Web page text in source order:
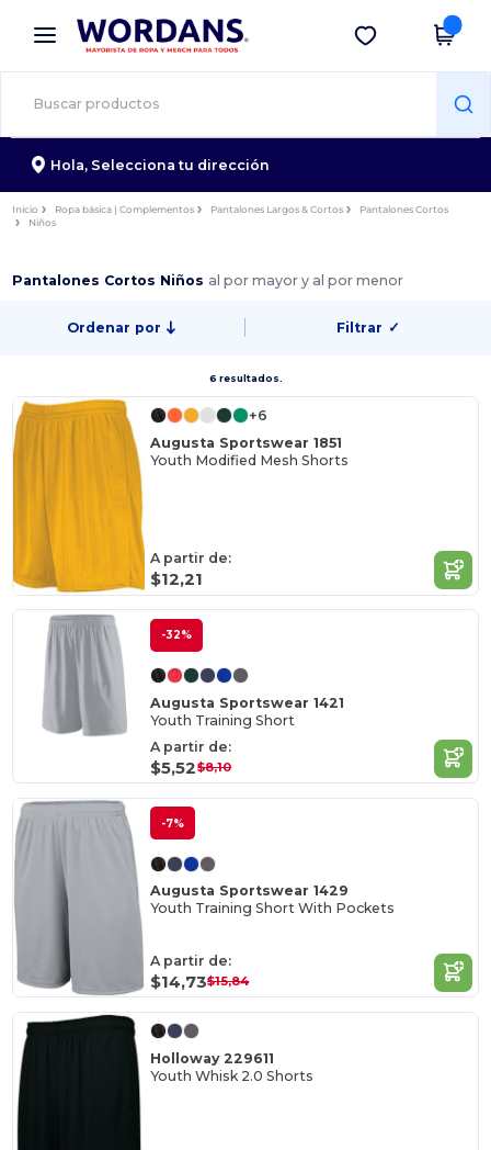
× App de Wordans
¡Mejores precios en app!
Descargar app
Hola, Selecciona tu dirección
Inicio Ropa básica | Complementos Pantalones Largos & Cortos
Pantalones Cortos
Niños
Pantalones Cortos Niños al por mayor y al por menor
Ordenar por Filtrar ✓
6 resultados.
+6
Augusta Sportswear 1851
Youth Modified Mesh Shorts
A partir de:
$12,21
-32%
Augusta Sportswear 1421
Youth Training Short
A partir de:
$5,52$8,10
-7%
Augusta Sportswear 1429
Youth Training Short With Pockets
A partir de:
$14,73$15,84
Holloway 229611
Youth Whisk 2.0 Shorts